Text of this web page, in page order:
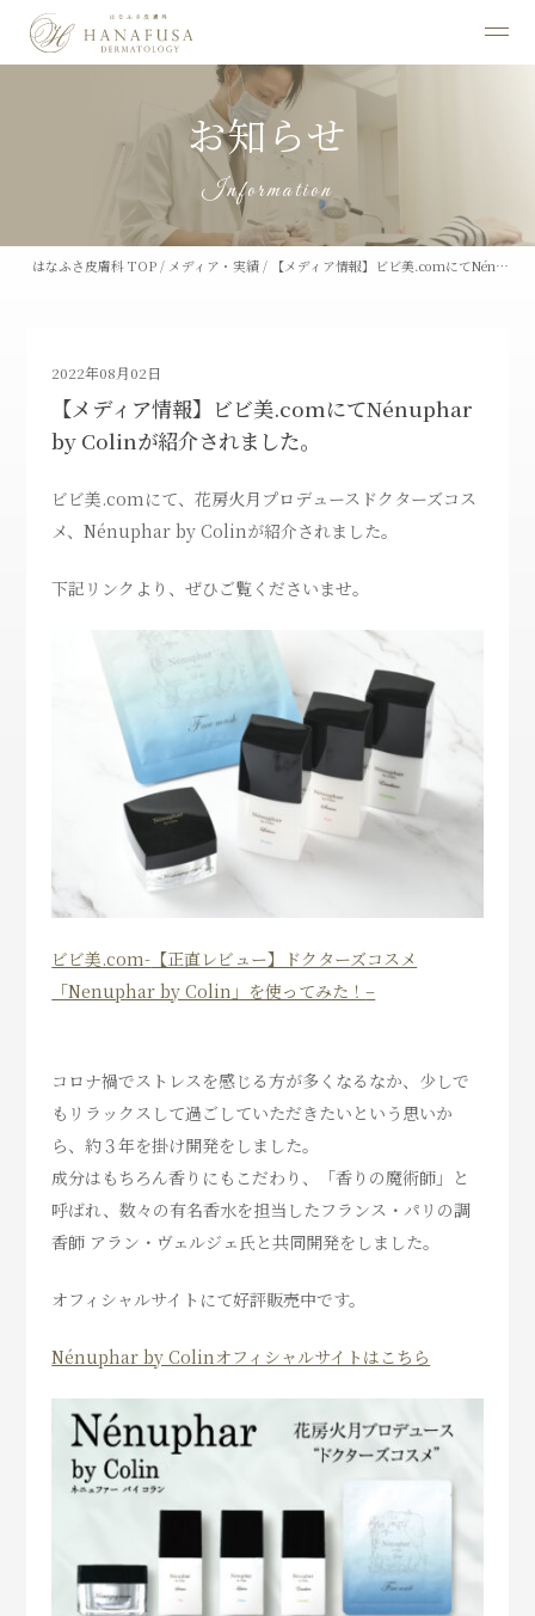
お知らせ
Information
はなふさ皮膚科 TOP / メディア・実績 / 【メディア情報】ビビ美.comにてNén…
2022年08月02日
【メディア情報】ビビ美.comにてNénuphar
by Colinが紹介されました。
ビビ美.comにて、花房火月プロデュースドクターズコス
メ、Nénuphar by Colinが紹介されました。
下記リンクより、ぜひご覧くださいませ。
ビビ美.com- 【正直レビュー】ドクターズコスメ
「Nenuphar by Colin」を使ってみた！–
コロナ禍でストレスを感じる方が多くなるなか、少しで
もリラックスして過ごしていただきたいという思いか
ら、約３年を掛け開発をしました。
成分はもちろん香りにもこだわり、「香りの魔術師」と
呼ばれ、数々の有名香水を担当したフランス・パリの調
香師 アラン・ヴェルジェ氏と共同開発をしました。
オフィシャルサイトにて好評販売中です。
Nénuphar by Colinオフィシャルサイトはこちら